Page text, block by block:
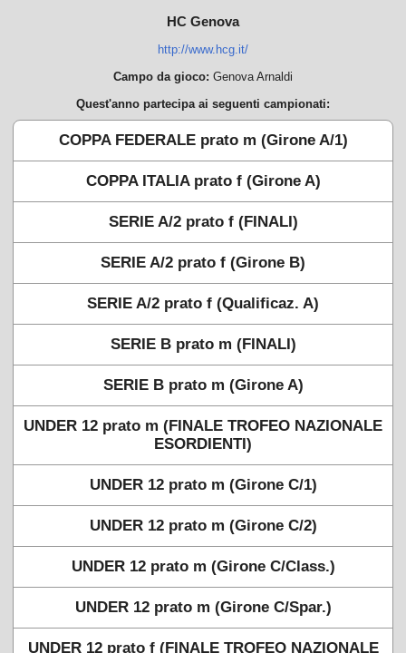
HC Genova
http://www.hcg.it/
Campo da gioco: Genova Arnaldi
Quest'anno partecipa ai seguenti campionati:
COPPA FEDERALE prato m (Girone A/1)
COPPA ITALIA prato f (Girone A)
SERIE A/2 prato f (FINALI)
SERIE A/2 prato f (Girone B)
SERIE A/2 prato f (Qualificaz. A)
SERIE B prato m (FINALI)
SERIE B prato m (Girone A)
UNDER 12 prato m (FINALE TROFEO NAZIONALE
ESORDIENTI)
UNDER 12 prato m (Girone C/1)
UNDER 12 prato m (Girone C/2)
UNDER 12 prato m (Girone C/Class.)
UNDER 12 prato m (Girone C/Spar.)
UNDER 12 prato f (FINALE TROFEO NAZIONALE